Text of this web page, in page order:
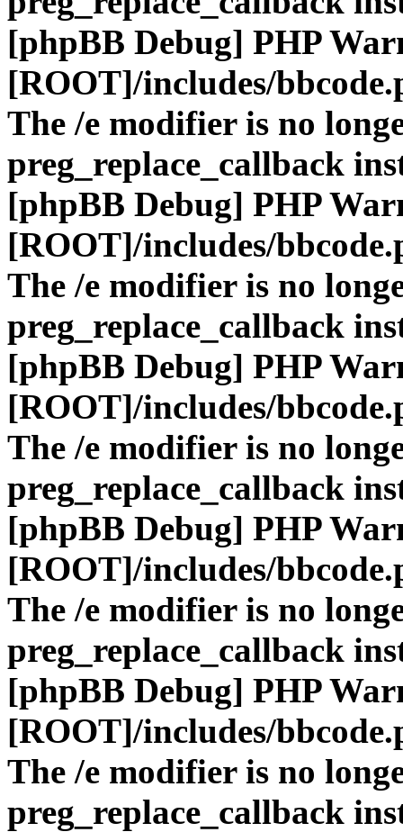
[phpBB Debug] PHP
[ROOT]/includes/
The /e modifier is no
preg_replace_callback
[phpBB Debug] PHP
[ROOT]/includes/
The /e modifier is no
preg_replace_callback
[phpBB Debug] PHP
[ROOT]/includes/
The /e modifier is no
preg_replace_callback
[phpBB Debug] PHP
[ROOT]/includes/
The /e modifier is no
preg_replace_callback
[phpBB Debug] PHP
[ROOT]/includes/
The /e modifier is no
preg_replace_callback